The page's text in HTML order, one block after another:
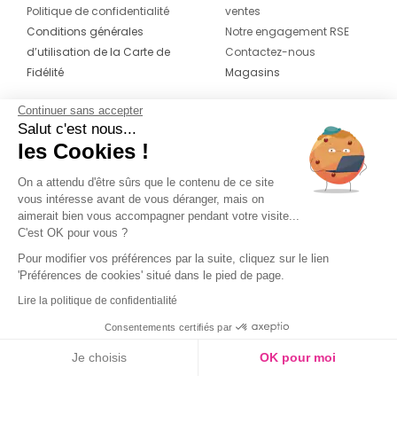
Politique de confidentialité
Conditions générales
d’utilisation de la Carte de
Fidélité
ventes
Notre engagement RSE
Contactez-nous
Magasins
CONTACT
04 42 20 78 42
Du lundi au jeudi de 8h30 à 16h30 & le
vendredi de 8h30 à 15h30
Continuer sans accepter
Salut c'est nous...
les Cookies !
On a attendu d'être sûrs que le contenu de ce site
vous intéresse avant de vous déranger, mais on
aimerait bien vous accompagner pendant votre visite...
C'est OK pour vous ?
Pour modifier vos préférences par la suite, cliquez sur le lien
'Préférences de cookies' situé dans le pied de page.
Lire la politique de confidentialité
Consentements certifiés par
Je choisis OK pour moi